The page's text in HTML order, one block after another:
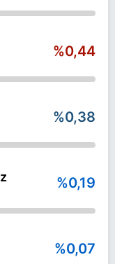
%0,44
%0,38
%0,19
%0,07